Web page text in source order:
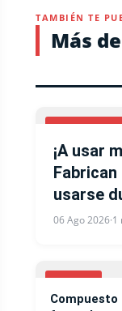
TAMBIÉN TE
Más de
¡A usar
usarse
06 Ago 2026·1
CANCER
Compuesto